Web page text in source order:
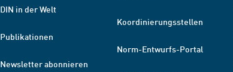
DIN in der Welt
Publikationen
Newsletter abonnieren
Koordinierungsstellen
Norm-Entwurfs-Portal